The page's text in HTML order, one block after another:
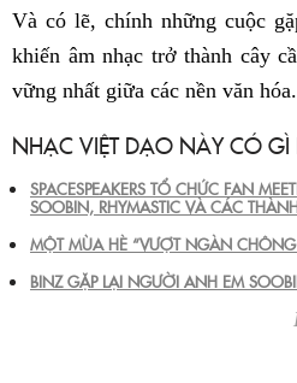
Và có lẽ, chính những cuộc
khiến âm nhạc trở thành cây
vững nhất giữa các nền văn hóa.
NHẠC VIỆT DẠO NÀY CÓ GÌ
SPACESPEAKERS TỔ CHỨC FAN
SOOBIN, RHYMASTIC VÀ CÁC
MỘT MÙA HÈ “VƯỢT NGÀN
BINZ GẶP LẠI NGƯỜI ANH EM